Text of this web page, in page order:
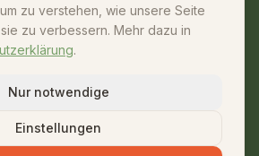
zu verstehen, wie unsere Seite
zu verbessern. Mehr dazu in
.
Nur notwendige
Einstellungen